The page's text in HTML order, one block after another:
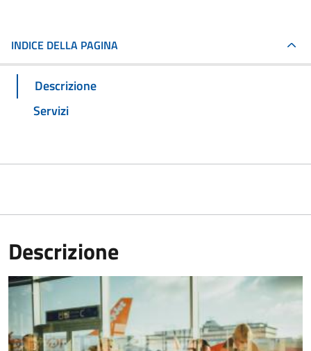
INDICE DELLA PAGINA
Descrizione
Servizi
Descrizione